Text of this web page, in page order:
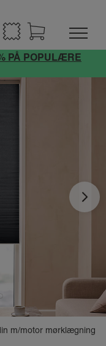
PÅ POPULÆRE
m/motor mørklægning